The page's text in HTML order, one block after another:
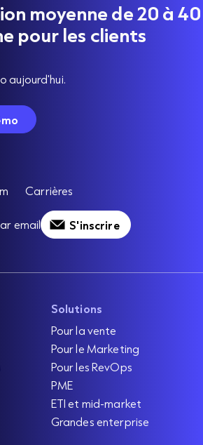
moyenne de 20 à 40
pour les clients
aujourd'hui.
Carrières
email S'inscrire
Solutions
Pour la vente
Pour le Marketing
Pour les RevOps
PME
ETI et mid-market
Grandes enterprise